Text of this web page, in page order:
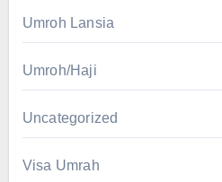
Umroh Lansia
Umroh/Haji
Uncategorized
Visa Umrah